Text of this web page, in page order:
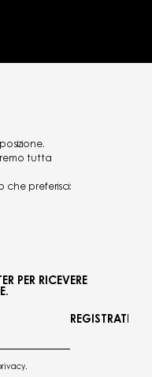
tutta
che preferisci:
PER RICEVERE
REGISTRATI